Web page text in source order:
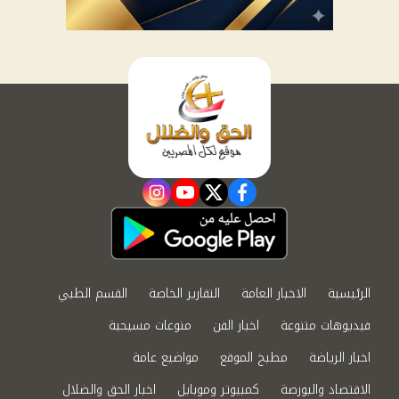
facebook
twitter
youtube
instagram
الرئيسية الاخبار العامة التقارير الخاصة
القسم الطبي
فيديوهات متنوعة
اخبار الفن
منوعات مسيحية
اخبار الرياضة
مطبخ الموقع
مواضيع عامة
الاقتصاد والبورصة
كمبيوتر وموبايل اخبار الحق والضلال